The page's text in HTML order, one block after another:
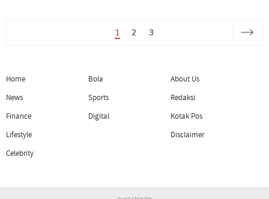
1 2 3
Home
News
Finance
Lifestyle
Celebrity
Bola
Sports
Digital
About Us
Redaksi
Kotak Pos
Disclaimer